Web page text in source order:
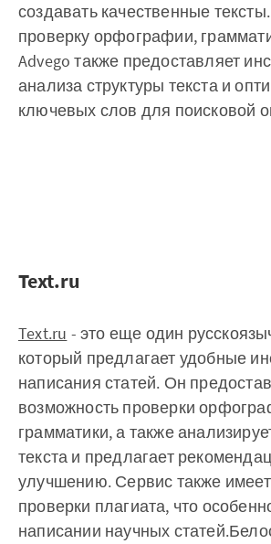
создавать качественные
проверку орфографии,
Advego также предоставляет
анализа структуры текста и
ключевых слов для поисковой
Text.ru
Text.ru - это еще один
который предлагает удобные
написания статей. Он
возможность проверки
грамматики, а также
текста и предлагает
улучшению. Сервис также
проверки плагиата, что
написании научных